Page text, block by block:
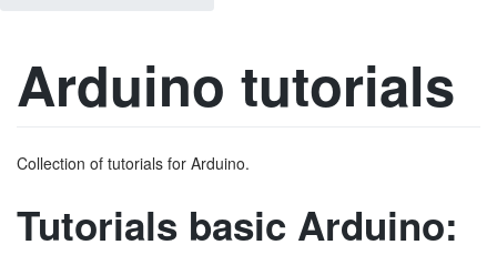
Arduino tutorials
Collection of tutorials for Arduino.
Tutorials basic Arduino: